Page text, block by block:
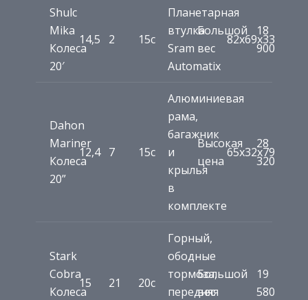
Shulc
Mika
Колеса
20′
14,5 2 15c
Планетарная
втулка
Sram
Automatix
Большой
вес
82x69x33
18
900
Dahon
Mariner
Колеса
20”
12,4 7 15c
Алюминиевая
рама,
багажник
и
крылья
в
комплекте
Высокая
цена
65х32х79
28
320
Stark
Cobra
Колеса
15 21 20c
Горный,
ободные
тормоза,
передняя
Большой
вес
19
580